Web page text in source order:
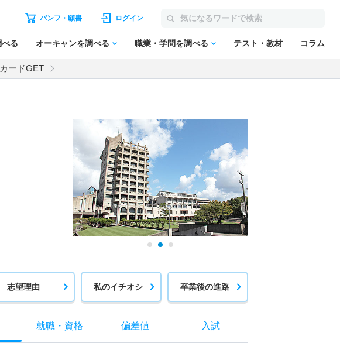
パンフ・願書 ログイン
る オーキャンを調べる 職業・学問を調べる テスト・教材 コラム
ードGET
志望理由 私のイチオシ 卒業後の進路
就職・ 資格 偏差値 入試